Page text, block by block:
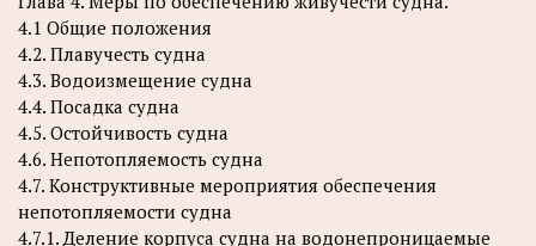
4.1 Общие положения
4.2. Плавучесть судна
4.3. Водоизмещение судна
4.4. Посадка судна
4.5. Остойчивость судна
4.6. Непотопляемость судна
4.7. Конструктивные мероприятия обеспечения
непотопляемости судна
4.7.1. Деление корпуса судна на водонепроницаемые